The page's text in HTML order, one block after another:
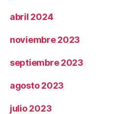
abril 2024
noviembre 2023
septiembre 2023
agosto 2023
julio 2023